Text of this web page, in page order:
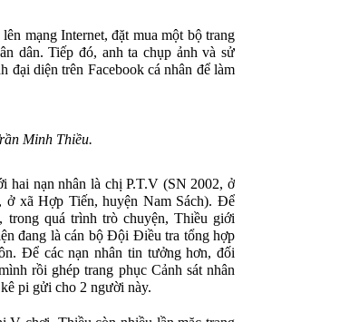
mạng Internet, đặt mua một bộ trang
dân. Tiếp đó, anh ta chụp ảnh và sử
đại diện trên Facebook cá nhân để làm
Minh Thiều.
hai nạn nhân là chị P.T.V (SN 2002, ở
xã Hợp Tiến, huyện Nam Sách). Để
trong quá trình trò chuyện, Thiều giới
đang là cán bộ Đội Điều tra tổng hợp
Để các nạn nhân tin tưởng hơn, đối
rồi ghép trang phục Cảnh sát nhân
pi gửi cho 2 người này.